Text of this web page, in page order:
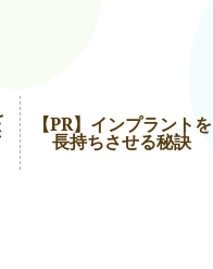
【PR】インプラントを
長持ちさせる秘訣